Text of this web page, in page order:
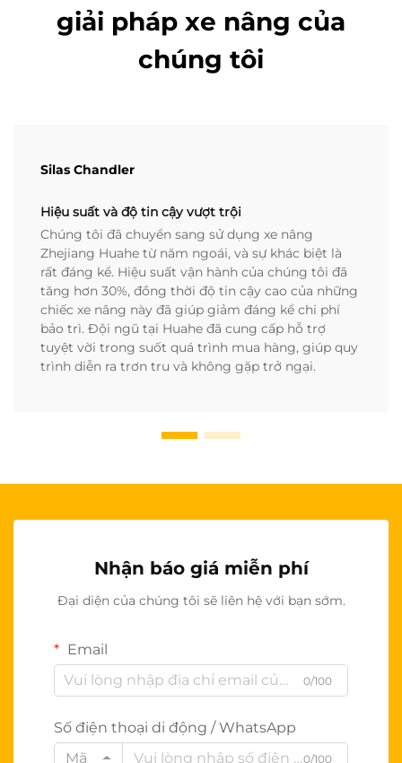
giải pháp xe nâng của
chúng tôi
Silas Chandler
Hiệu suất và độ tin cậy vượt trội
Chúng tôi đã chuyển sang sử dụng xe nâng
Zhejiang Huahe từ năm ngoái, và sự khác biệt là
rất đáng kể. Hiệu suất vận hành của chúng tôi đã
tăng hơn 30%, đồng thời độ tin cậy cao của những
chiếc xe nâng này đã giúp giảm đáng kể chi phí
bảo trì. Đội ngũ tại Huahe đã cung cấp hỗ trợ
tuyệt vời trong suốt quá trình mua hàng, giúp quy
trình diễn ra trơn tru và không gặp trở ngại.
Nhận báo giá miễn phí
Đại diện của chúng tôi sẽ liên hệ với bạn sớm.
Email
0/100
Số điện thoại di động / WhatsApp
Mã
0/100